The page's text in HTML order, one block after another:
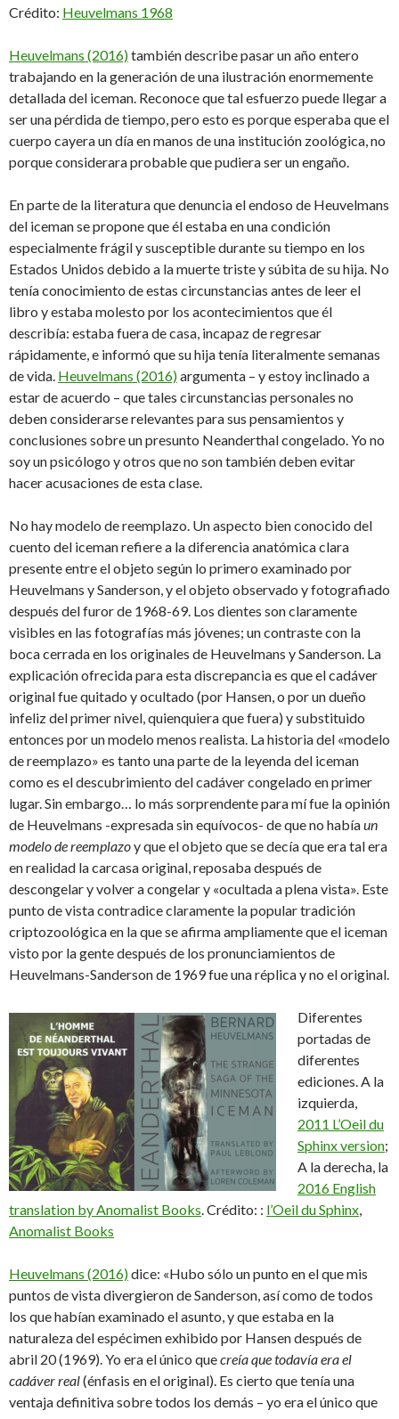
Crédito: Heuvelmans 1968
Heuvelmans (2016)también describe pasar un año entero
trabajando en la generación de una ilustración enormemente
detallada del iceman. Reconoce que tal esfuerzo puede llegar a
ser una pérdida de tiempo, pero esto es porque esperaba que el
cuerpo cayera un día en manos de una institución zoológica, no
porque considerara probable que pudiera ser un engaño.
En parte de la literatura que denuncia el endoso de Heuvelmans
del iceman se propone que él estaba en una condición
especialmente frágil y susceptible durante su tiempo en los
Estados Unidos debido a la muerte triste y súbita de su hija. No
tenía conocimiento de estas circunstancias antes de leer el
libro y estaba molesto por los acontecimientos que él
describía: estaba fuera de casa, incapaz de regresar
rápidamente, e informó que su hija tenía literalmente semanas
de vida. Heuvelmans (2016)argumenta – y estoy inclinado a
estar de acuerdo – que tales circunstancias personales no
deben considerarse relevantes para sus pensamientos y
conclusiones sobre un presunto Neanderthal congelado. Yo no
soy un psicólogo y otros que no son también deben evitar
hacer acusaciones de esta clase.
No hay modelo de reemplazo. Un aspecto bien conocido del
cuento del iceman refiere a la diferencia anatómica clara
presente entre el objeto según lo primero examinado por
Heuvelmans y Sanderson, y el objeto observado y fotografiado
después del furor de 1968-69. Los dientes son claramente
visibles en las fotografías más jóvenes; un contraste con la
boca cerrada en los originales de Heuvelmans y Sanderson. La
explicación ofrecida para esta discrepancia es que el cadáver
original fue quitado y ocultado (por Hansen, o por un dueño
infeliz del primer nivel, quienquiera que fuera) y substituido
entonces por un modelo menos realista. La historia del «modelo
de reemplazo» es tanto una parte de la leyenda del iceman
como es el descubrimiento del cadáver congelado en primer
lugar. Sin embargo… lo más sorprendente para mí fue la opinión
de Heuvelmans -expresada sin equívocos- de que no habíaun
modelo de reemplazoy que el objeto que se decía que era tal era
en realidad la carcasa original, reposaba después de
descongelar y volver a congelar y «ocultada a plena vista». Este
punto de vista contradice claramente la popular tradición
criptozoológica en la que se afirma ampliamente que el iceman
visto por la gente después de los pronunciamientos de
Heuvelmans-Sanderson de 1969 fue una réplica y no el original.
Diferentes
portadas de
diferentes
ediciones. A la
izquierda,
2011 L’Oeil du
Sphinx version;
A la derecha, la
2016 English
translation by Anomalist Books. Crédito: : l’Oeil du Sphinx,
Anomalist Books
Heuvelmans (2016)dice: «Hubo sólo un punto en el que mis
puntos de vista divergieron de Sanderson, así como de todos
los que habían examinado el asunto, y que estaba en la
naturaleza del espécimen exhibido por Hansen después de
abril 20 (1969). Yo era el único quecreía que todavía era el
cadáver real(énfasis en el original). Es cierto que tenía una
ventaja definitiva sobre todos los demás – yo era el único que